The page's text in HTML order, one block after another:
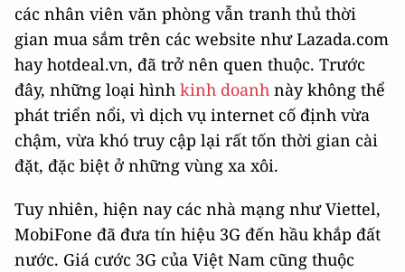
các nhân viên văn phòng vẫn tranh thủ thời
gian mua sắm trên các website như Lazada.com
hay hotdeal.vn, đã trở nên quen thuộc. Trước
đây, những loại hình kinh doanh này không thể
phát triển nổi, vì dịch vụ internet cố định vừa
chậm, vừa khó truy cập lại rất tốn thời gian cài
đặt, đặc biệt ở những vùng xa xôi.
Tuy nhiên, hiện nay các nhà mạng như Viettel,
MobiFone đã đưa tín hiệu 3G đến hầu khắp đất
nước. Giá cước 3G của Việt Nam cũng thuộc